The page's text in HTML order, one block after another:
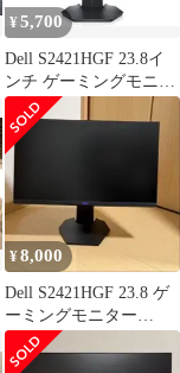
¥ 5,700
Dell S2421HGF 23.8イ
ンチ ゲーミングモニタ
ー
¥8,000
Dell S2421HGF 23.8 ゲ
ーミングモニター
144Hz 箱なし